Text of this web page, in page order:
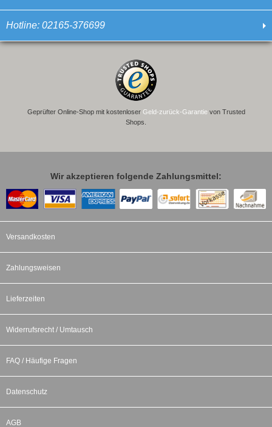
Hotline: 02165-376699
Geprüfter Online-Shop mit kostenloser Geld-zurück-Garantievon Trusted
Shops.
Wir akzeptieren folgende Zahlungsmittel:
Versandkosten
Zahlungsweisen
Lieferzeiten
Widerrufsrecht / Umtausch
FAQ / Häufige Fragen
Datenschutz
AGB